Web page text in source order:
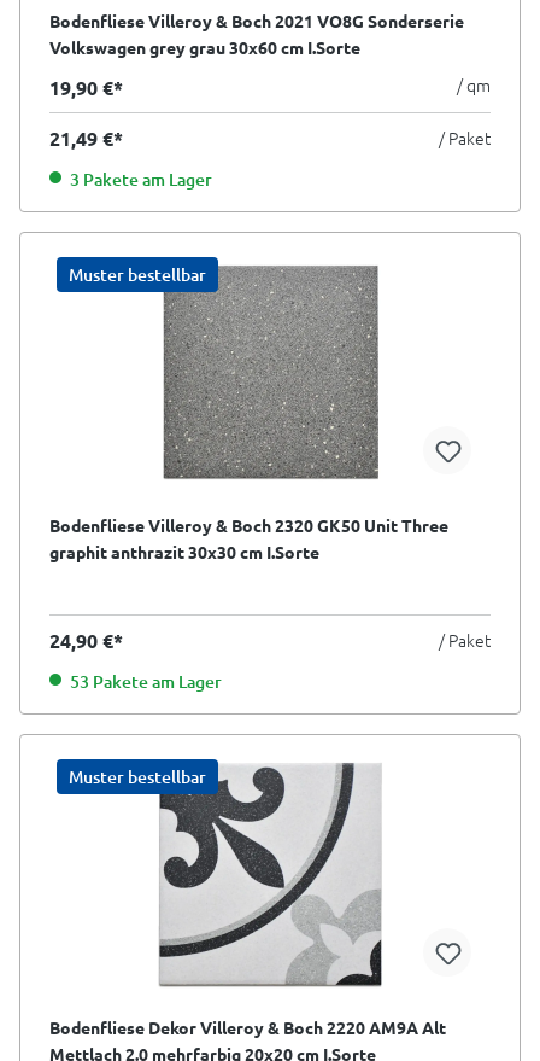
Bodenfliese Villeroy & Boch 2021 VO8G Sonderserie
Volkswagen grey grau 30x60 cm I.Sorte
19,90 €* / qm
21,49 €* / Paket
3 Pakete am Lager
Muster bestellbar
Bodenfliese Villeroy & Boch 2320 GK50 Unit Three
graphit anthrazit 30x30 cm I.Sorte
24,90 €* / Paket
53 Pakete am Lager
Muster bestellbar
Bodenfliese Dekor Villeroy & Boch 2220 AM9A Alt
Mettlach 2.0 mehrfarbig 20x20 cm I.Sorte